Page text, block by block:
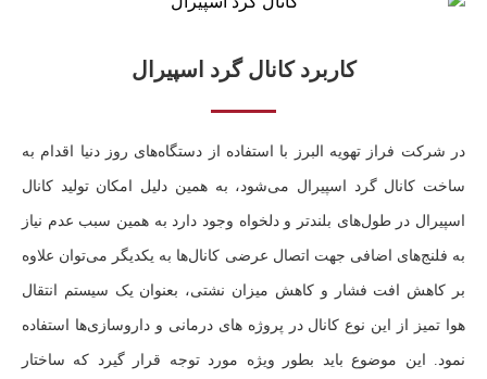
کاربرد کانال گرد اسپیرال
در شرکت فراز تهویه البرز با استفاده از دستگاه‌های روز دنیا اقدام به
ساخت کانال گرد اسپیرال می‌شود، به همین دلیل امکان تولید کانال
اسپیرال در طول‌های بلندتر و دلخواه وجود دارد به همین سبب عدم نیاز
به فلنج‌های اضافی جهت اتصال عرضی کانال‌ها به یکدیگر می‌توان علاوه
بر کاهش افت فشار و کاهش میزان نشتی، بعنوان یک سیستم انتقال
هوا تمیز از این نوع کانال در پروژه های درمانی و داروسازی‌ها استفاده
نمود. این موضوع باید بطور ویژه مورد توجه قرار گیرد که ساختار